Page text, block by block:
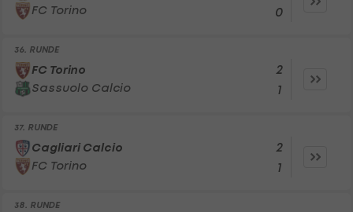
FC Torino
0
36. RUNDE
FC Torino
Sassuolo Calcio
2
1
37. RUNDE
Cagliari Calcio
FC Torino
2
1
38. RUNDE